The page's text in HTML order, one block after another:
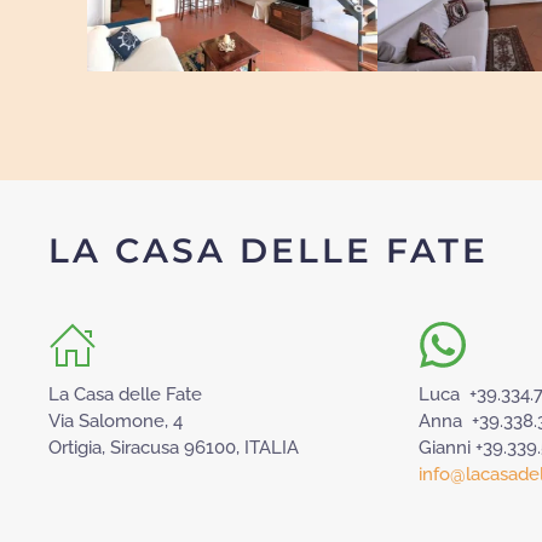
LA CASA DELLE FATE
La Casa delle Fate
Via Salomone, 4
Ortigia, Siracusa 96100, ITALIA
Luca
Anna
Gianni